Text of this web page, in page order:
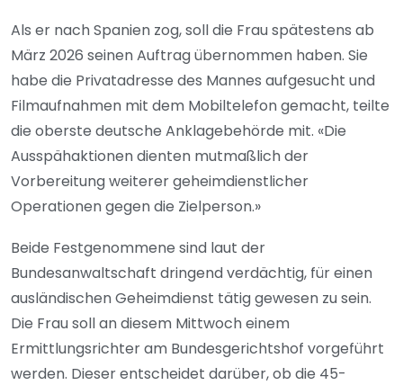
Als er nach Spanien zog, soll die Frau spätestens ab
März 2026 seinen Auftrag übernommen haben. Sie
habe die Privatadresse des Mannes aufgesucht und
Filmaufnahmen mit dem Mobiltelefon gemacht, teilte
die oberste deutsche Anklagebehörde mit. «Die
Ausspähaktionen dienten mutmaßlich der
Vorbereitung weiterer geheimdienstlicher
Operationen gegen die Zielperson.»
Beide Festgenommene sind laut der
Bundesanwaltschaft dringend verdächtig, für einen
ausländischen Geheimdienst tätig gewesen zu sein.
Die Frau soll an diesem Mittwoch einem
Ermittlungsrichter am Bundesgerichtshof vorgeführt
werden. Dieser entscheidet darüber, ob die 45-